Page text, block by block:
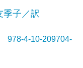
季子／訳
978-4-10-209704-